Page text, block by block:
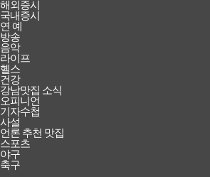
해외증시
국내증시
연 예
방송
음악
라이프
헬스
건강
강남맛집 소식
오피니언
기자수첩
사설
언론 추천 맛집
스포츠
야구
축구